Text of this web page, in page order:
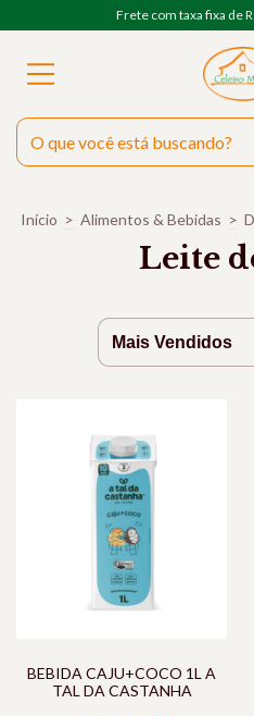
Frete com taxa fixa de
Início > Alimentos & Bebidas >
Leite
BEBIDA CAJU+COCO 1L A
TAL DA CASTANHA